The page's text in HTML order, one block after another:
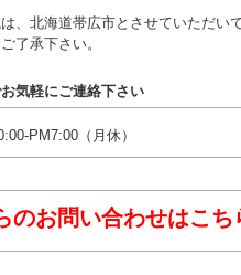
、北海道帯広市とさせていただい
了承下さい。
気軽にご連絡下さい
PM7:00（月休）
のお問い合わせはこち